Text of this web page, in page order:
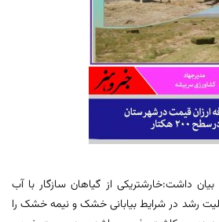
داشت:خارشتریکی از گیاهان سازگار با آب
رشد در شرایط بیابانی خشک و نیمه خشک را